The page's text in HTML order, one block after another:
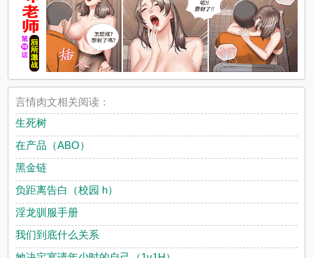
言情肉文相关阅读：
生死树
在产品（ABO）
黑金链
负距离告白（校园 h）
淫龙驯服手册
我们到底什么关系